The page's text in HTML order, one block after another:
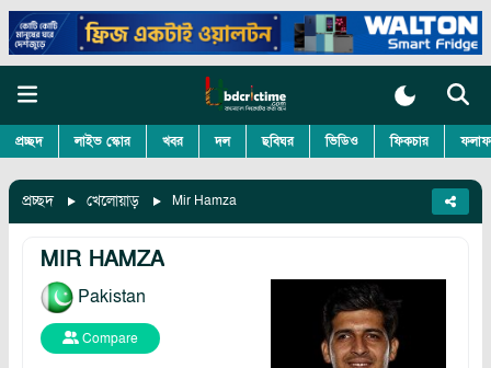
প্রচ্ছদ লাইভ স্কোর খবর দল ছবিঘর ভিডিও ফিকচার
প্রচ্ছদ খেলোয়াড় Mir Hamza
MIR HAMZA
Pakistan
Compare